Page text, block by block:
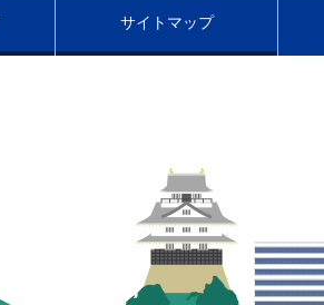
サイトマップ